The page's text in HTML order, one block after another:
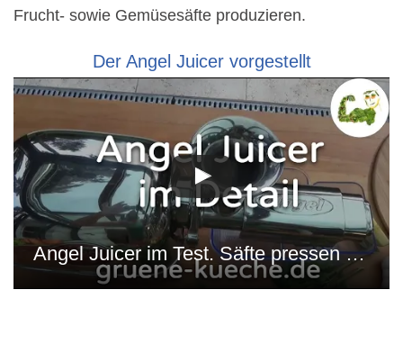
Frucht- sowie Gemüsesäfte produzieren.
Der Angel Juicer vorgestellt
Angel Juicer im Test. Säfte pressen und Reinigung.